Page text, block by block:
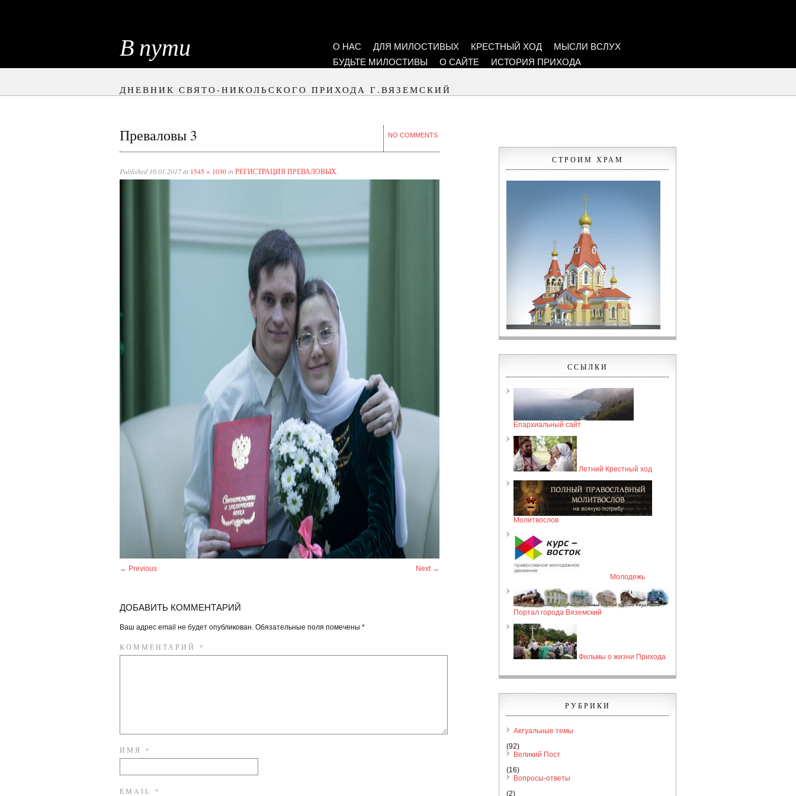
В пути О НАС ДЛЯ МИЛОСТИВЫХ КРЕСТНЫЙ ХОД
МЫСЛИ ВСЛУХ
БУДЬТЕ МИЛОСТИВЫ
О САЙТЕ ИСТОРИЯ ПРИХОДА
ДНЕВНИК СВЯТО-НИКОЛЬСКОГО ПРИХОДА Г.ВЯЗЕМСКИЙ
Преваловы 3 NO COMMENTS
Published 16.01.2017at 1545 × 1030inРЕГИСТРАЦИЯ ПРЕВАЛОВЫХ
← Previous Next →
ДОБАВИТЬ КОММЕНТАРИЙ
Ваш адрес email не будет опубликован. Обязательные поля помечены *
КОММЕНТАРИЙ *
ИМЯ *
EMAIL *
СТРОИМ ХРАМ
ССЫЛКИ
Епархиальный сайт
Летний Крестный ход
Молитвослов
Молодежь
Портал города Вяземский
Фильмы о жизни Прихода
РУБРИКИ
Актуальные темы
(92)
Великий Пост
(16)
Вопросы-ответы
(2)